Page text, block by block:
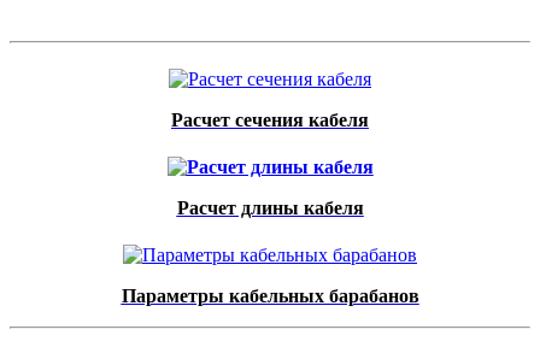
Расчет сечения кабеля
Расчет длины кабеля
Параметры кабельных барабанов